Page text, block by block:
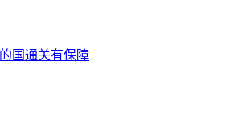
国通关有保障